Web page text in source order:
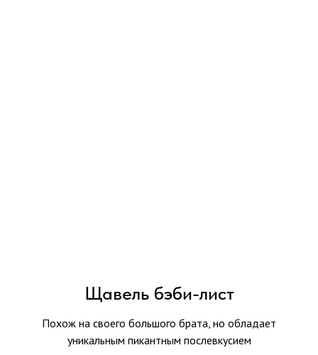
Щавель бэби-лист
Похож на своего большого брата, но обладает
уникальным пикантным послевкусием